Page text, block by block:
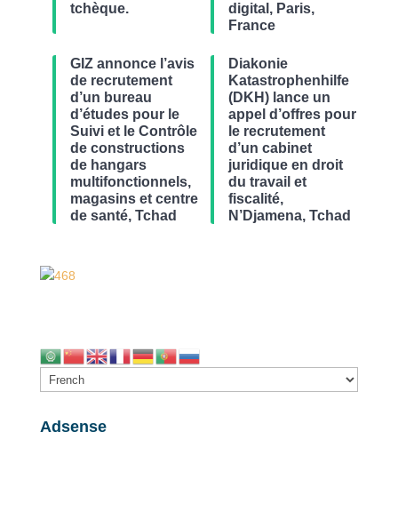
tchèque.
digital, Paris,
France
GIZ annonce l’avis
de recrutement
d’un bureau
d’études pour le
Suivi et le Contrôle
de constructions
de hangars
multifonctionnels,
magasins et centre
de santé, Tchad
Diakonie
Katastrophenhilfe
(DKH) lance un
appel d’offres pour
le recrutement
d’un cabinet
juridique en droit
du travail et
fiscalité,
N’Djamena, Tchad
Adsense